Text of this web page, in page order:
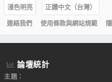
淺色明亮
正體中文（台灣）
連絡我們
使用條款與網站規範
論壇統計
主題